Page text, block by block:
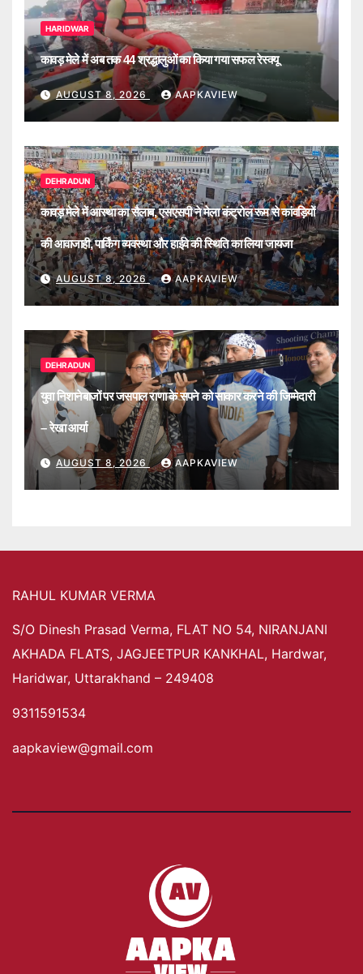
HARIDWAR
कावड़ मेले में अब तक 44 श्रद्धालुओं का किया गया सफल रेस्क्यू
AUGUST 8, 2026 AAPKAVIEW
DEHRADUN
कावड़ मेले में आस्था का सैलाब, एसएसपी ने मेला कंट्रोल रूम से कांवड़ियों
की आवाजाही, पार्किंग व्यवस्था और हाईवे की स्थिति का लिया जायजा
AUGUST 8, 2026 AAPKAVIEW
DEHRADUN
युवा निशानेबाजों पर जसपाल राणा के सपने को साकार करने की जिम्मेदारी
– रेखा आर्या
AUGUST 8, 2026 AAPKAVIEW
RAHUL KUMAR VERMA
S/O Dinesh Prasad Verma, FLAT NO 54, NIRANJANI
AKHADA FLATS, JAGJEETPUR KANKHAL, Hardwar,
Haridwar, Uttarakhand – 249408
9311591534
aapkaview@gmail.com